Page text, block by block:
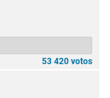
53 420 votos